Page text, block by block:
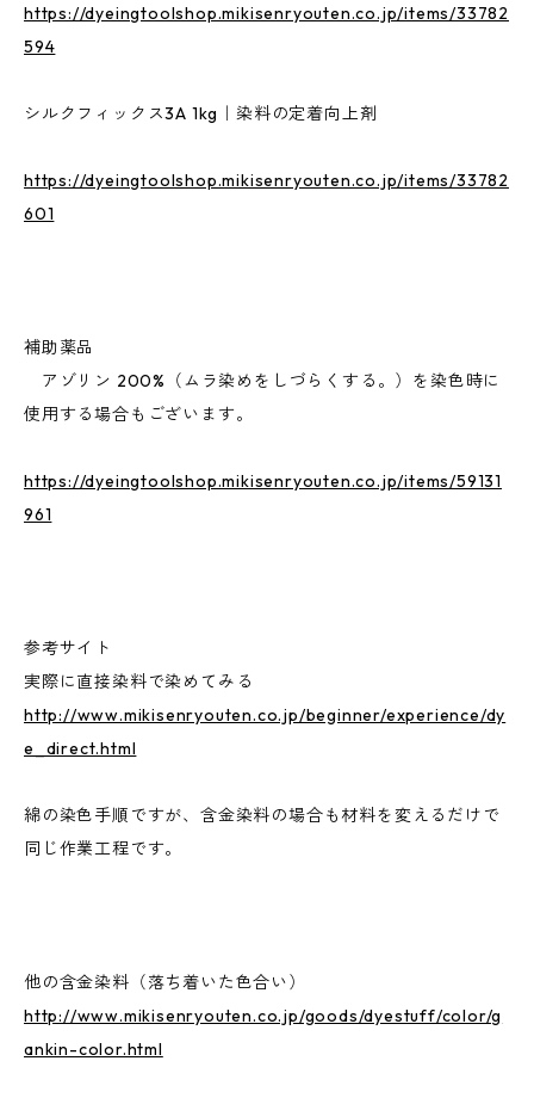
https://dyeingtoolshop.mikisenryouten.co.jp/items/33782
594
シルクフィックス3A 1kg｜染料の定着向上剤
https://dyeingtoolshop.mikisenryouten.co.jp/items/33782
601
補助薬品
アゾリン 200%（ムラ染めをしづらくする。）を染色時に
使用する場合もございます。
https://dyeingtoolshop.mikisenryouten.co.jp/items/59131
961
参考サイト
実際に直接染料で染めてみる
http://www.mikisenryouten.co.jp/beginner/experience/dy
e_direct.html
綿の染色手順ですが、含金染料の場合も材料を変えるだけで
同じ作業工程です。
他の含金染料（落ち着いた色合い）
http://www.mikisenryouten.co.jp/goods/dyestuff/color/g
ankin-color.html